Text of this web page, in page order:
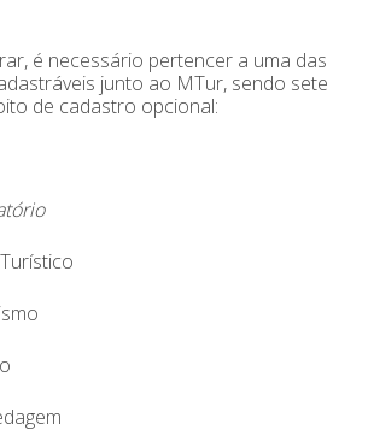
é necessário pertencer a uma das
junto ao MTur, sendo sete
de cadastro opcional: